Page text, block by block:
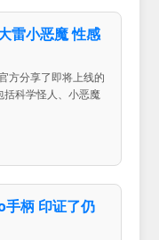
雷小恶魔 性感
方分享了即将上线的
括科学怪人、小恶魔
手柄 印证了仍